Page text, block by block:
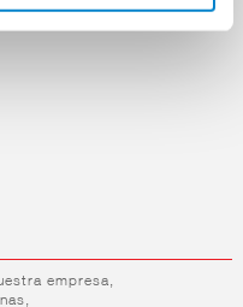
empresa,